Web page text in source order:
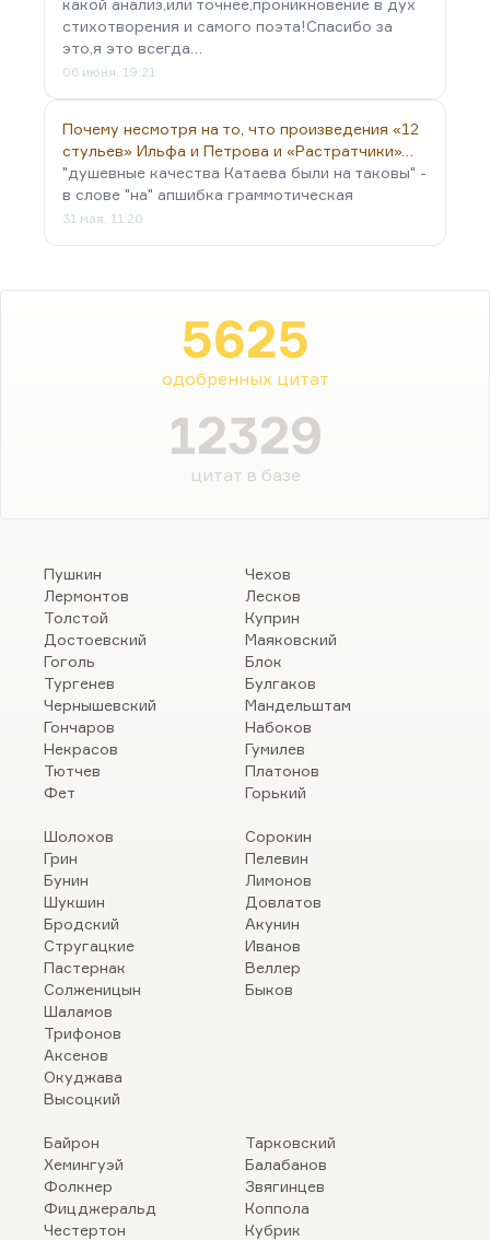
какой анализ,или точнее,проникновение в дух
стихотворения и самого поэта!Спасибо за
это,я это всегда…
06 июня, 19:21
Почему несмотря на то, что произведения «12
стульев» Ильфа и Петрова и «Растратчики»…
"душевные качества Катаева были на таковы" -
в слове "на" апшибка граммотическая
31 мая, 11:20
5625
одобренных цитат
12329
цитат в базе
Пушкин
Лермонтов
Толстой
Достоевский
Гоголь
Тургенев
Чернышевский
Гончаров
Некрасов
Тютчев
Фет
Чехов
Лесков
Куприн
Маяковский
Блок
Булгаков
Мандельштам
Набоков
Гумилев
Платонов
Горький
Шолохов
Грин
Бунин
Шукшин
Бродский
Стругацкие
Пастернак
Солженицын
Шаламов
Трифонов
Аксенов
Окуджава
Высоцкий
Сорокин
Пелевин
Лимонов
Довлатов
Акунин
Иванов
Веллер
Быков
Байрон
Хемингуэй
Фолкнер
Фицджеральд
Честертон
Тарковский
Балабанов
Звягинцев
Коппола
Кубрик